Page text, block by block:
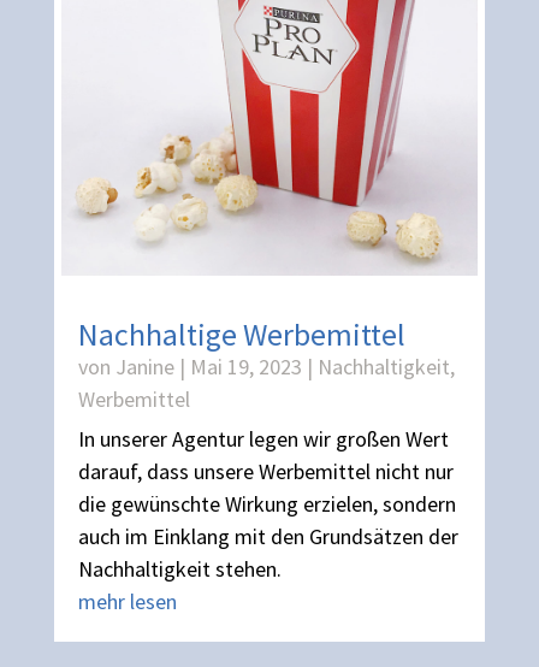
Nachhaltige Werbemittel
von Janine| Mai 19, 2023 | Nachhaltigkeit,
Werbemittel
In unserer Agentur legen wir großen Wert
darauf, dass unsere Werbemittel nicht nur
die gewünschte Wirkung erzielen, sondern
auch im Einklang mit den Grundsätzen der
Nachhaltigkeit stehen.
mehr lesen